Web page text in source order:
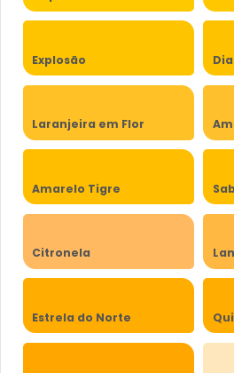
Explosão
Laranjeira em Flor
Amarelo Tigre
Citronela
Estrela do Norte